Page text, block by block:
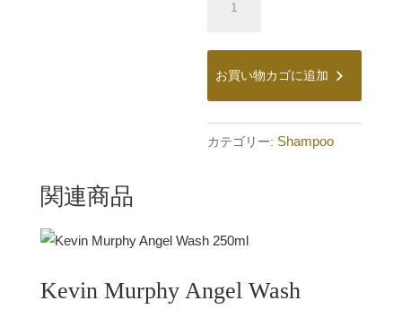
Murphy
Me
Wash
お買い物カゴに追加
カテゴリー: Shampoo
関連商品
Kevin Murphy Angel Wash